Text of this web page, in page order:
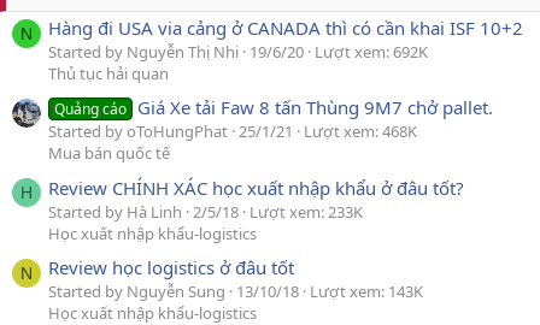
N Hàng đi USA via cảng ở CANADA thì có cần khai ISF 10+2
Started by Nguyễn Thị Nhi 19/6/20 Lượt xem: 692K
Thủ tục hải quan
Quảng cáo Giá Xe tải Faw 8 tấn Thùng 9M7 chở pallet.
Started by oToHungPhat 25/1/21
Lượt xem: 468K
Mua bán quốc tế
H Review CHÍNH XÁC học xuất nhập khẩu ở đâu tốt?
Started by Hà Linh 2/5/18 Lượt xem: 233K
Học xuất nhập khẩu-logistics
N Review học logistics ở đâu tốt
Started by Nguyễn Sung 13/10/18 Lượt xem: 143K
Học xuất nhập khẩu-logistics